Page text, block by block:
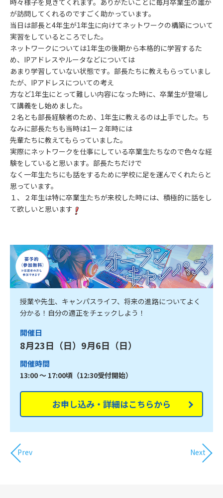
が訪問してくれるのですごく助かっています。
当日は部長と4年生が1年生に向けてネットワークの構築について
実習をしているところでした。
ネットワークについては1年生の後期から本格的に学習するた
め、IPアドレスやルータなどについては
あまり学習していない状態です。部長たちに教えもらっていまし
たが、IPアドレスについての考え
方など1年生にとって難しい内容になった時に、卒業生が登場し
て講義をし始めました。
２名とも部長経験者のため、1年生に教えるのは上手でした。ち
なみに部長たちも当時は1ー２年時には
先輩たちに教えてもらっていました。
実際にネットワークを仕事にしている卒業生たちなので色々な経
験をしていると思います。部長たちだけで
なく一年生たちにも話をするために学校に足を運んでくれたらと
思っています。
１、２年生は特に卒業生たちが来校した時には、積極的に話をし
て欲しいと思います
授業や先生、キャンパスライフ、将来の進路についてよく
分かる！自分の適正をチェックしよう！
開催日
8月23日（日）9月6日（日）
開催時間
13:00 ～ 17:00頃（12:30受付開始）
お申し込み・詳細はこちらから
Prev Next